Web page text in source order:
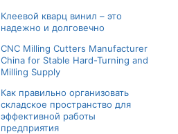
Клеевой кварц винил – это
надежно и долговечно
CNC Milling Cutters Manufacturer
China for Stable Hard-Turning and
Milling Supply
Как правильно организовать
складское пространство для
эффективной работы
предприятия